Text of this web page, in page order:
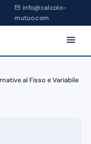
info@calcolo-
mutuo.com
al Fisso e Variabile